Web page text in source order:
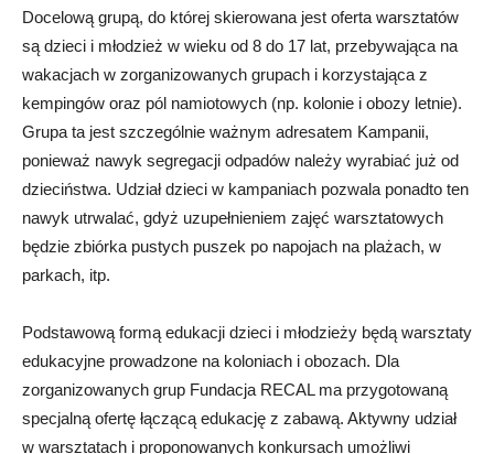
Docelową grupą, do której skierowana jest oferta warsztatów
są dzieci i młodzież w wieku od 8 do 17 lat, przebywająca na
wakacjach w zorganizowanych grupach i korzystająca z
kempingów oraz pól namiotowych (np. kolonie i obozy letnie).
Grupa ta jest szczególnie ważnym adresatem Kampanii,
ponieważ nawyk segregacji odpadów należy wyrabiać już od
dzieciństwa. Udział dzieci w kampaniach pozwala ponadto ten
nawyk utrwalać, gdyż uzupełnieniem zajęć warsztatowych
będzie zbiórka pustych puszek po napojach na plażach, w
parkach, itp.
Podstawową formą edukacji dzieci i młodzieży będą warsztaty
edukacyjne prowadzone na koloniach i obozach. Dla
zorganizowanych grup Fundacja RECAL ma przygotowaną
specjalną ofertę łączącą edukację z zabawą. Aktywny udział
w warsztatach i proponowanych konkursach umożliwi